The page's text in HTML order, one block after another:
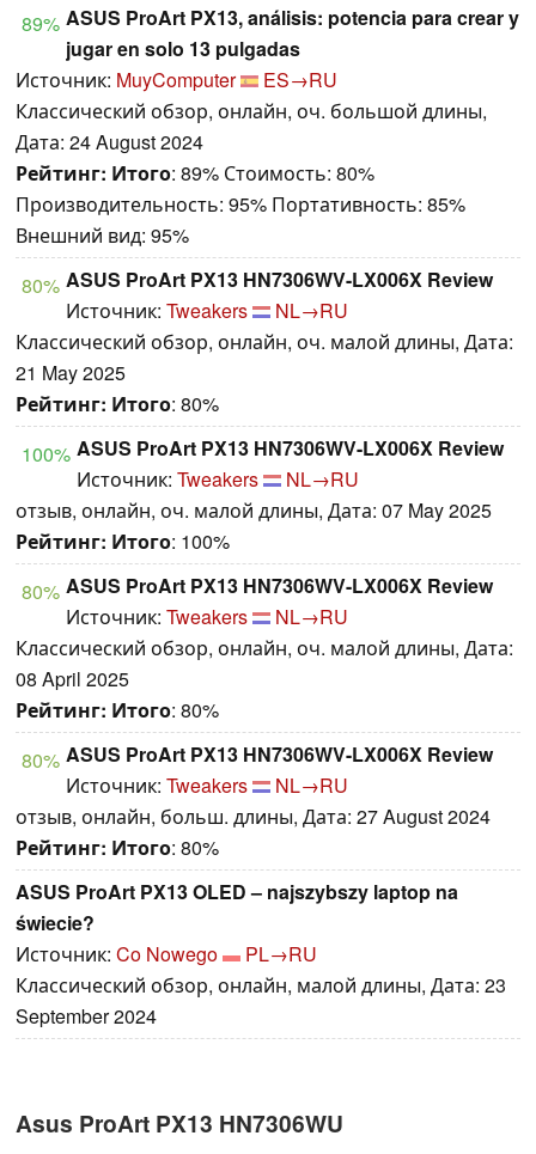
89% ASUS ProArt PX13, análisis: potencia para crear y
jugar en solo 13 pulgadas
Источник: MuyComputer
ES→RU
Классический обзор, онлайн, оч. большой длины,
Дата: 24 August 2024
Рейтинг: Итого: 89% Стоимость: 80%
Производительность: 95% Портативность: 85%
Внешний вид: 95%
80% ASUS ProArt PX13 HN7306WV-LX006X Review
Источник: Tweakers
NL→RU
Классический обзор, онлайн, оч. малой длины, Дата:
21 May 2025
Рейтинг: Итого: 80%
100% ASUS ProArt PX13 HN7306WV-LX006X Review
Источник: Tweakers
NL→RU
отзыв, онлайн, оч. малой длины, Дата: 07 May 2025
Рейтинг: Итого: 100%
80% ASUS ProArt PX13 HN7306WV-LX006X Review
Источник: Tweakers
NL→RU
Классический обзор, онлайн, оч. малой длины, Дата:
08 April 2025
Рейтинг: Итого: 80%
80% ASUS ProArt PX13 HN7306WV-LX006X Review
Источник: Tweakers
NL→RU
отзыв, онлайн, больш. длины, Дата: 27 August 2024
Рейтинг: Итого: 80%
ASUS ProArt PX13 OLED – najszybszy laptop na
świecie?
Источник: Co Nowego
PL→RU
Классический обзор, онлайн, малой длины, Дата: 23
September 2024
Asus ProArt PX13 HN7306WU